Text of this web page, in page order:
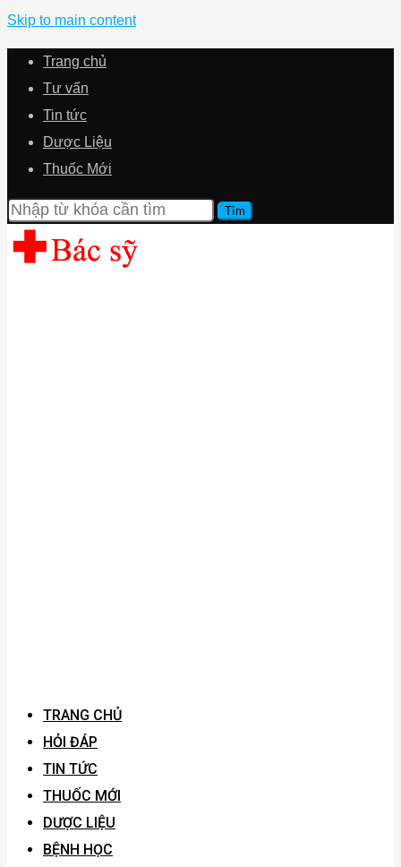
Skip to main content
Trang chủ
Tư vấn
Tin tức
Dược Liệu
Thuốc Mới
TRANG CHỦ
HỎI ĐÁP
TIN TỨC
THUỐC MỚI
DƯỢC LIỆU
BỆNH HỌC